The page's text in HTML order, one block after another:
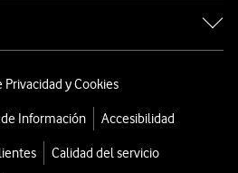
Privacidad y Cookies
Información Accesibilidad
Calidad del servicio